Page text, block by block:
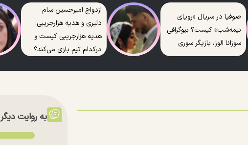
صوفیا در سریال «رویای
نیمه‌شب» کیست؟ بیوگرافی
سوزانا الوز، بازیگر سوری
ازدواج امیرحسین سام
دلیری و هدیه هزارجریبی؛
هدیه هزارجریبی کیست و
درکدام تیم بازی می‌کند؟
به روایت دیگر